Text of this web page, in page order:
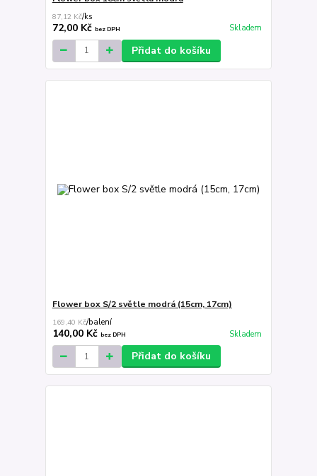
87,12 Kč/ks
72,00 Kč bez DPH Skladem
Přidat do košíku
Flower box S/2 světle modrá (15cm, 17cm)
169,40 Kč/balení
140,00 Kč bez DPH Skladem
Přidat do košíku